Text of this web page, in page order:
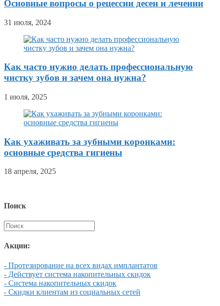
Основные вопросы о рецессии десен и лечении
31 июля, 2024
Как часто нужно делать профессиональную
чистку зубов и зачем она нужна?
1 июля, 2025
Как ухаживать за зубными коронками:
основные средства гигиены
18 апреля, 2025
Поиск
Акции:
- Протезирование на всех видах имплантатов
- Действует система накопительных скидок
- Система накопительных скидок
- Скидки клиентам из социальных сетей